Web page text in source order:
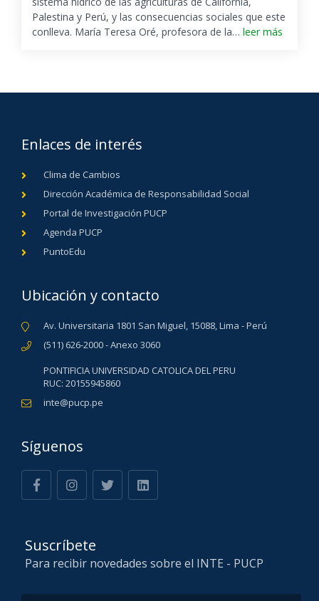
Palestina y Perú, y las consecuencias sociales que este
conlleva. María Teresa Oré, profesora de la… leer más
Enlaces de interés
Clima de Cambios
Dirección Académica de Responsabilidad Social
Portal de Investigación PUCP
Agenda PUCP
PuntoEdu
Ubicación y contacto
Av. Universitaria 1801 San Miguel, 15088, Lima - Perú
(511) 626-2000 - Anexo 3060
PONTIFICIA UNIVERSIDAD CATOLICA DEL PERU
RUC: 20155945860
inte@pucp.pe
Síguenos
Suscríbete
Para recibir novedades sobre el INTE - PUCP